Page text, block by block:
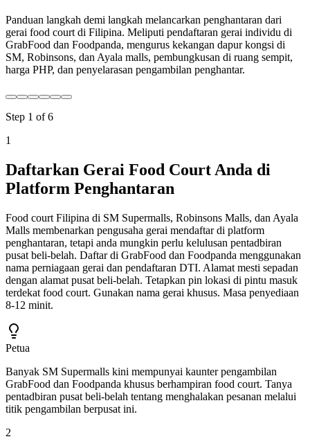
Panduan langkah demi langkah melancarkan penghantaran dari
gerai food court di Filipina. Meliputi pendaftaran gerai individu di
GrabFood dan Foodpanda, mengurus kekangan dapur kongsi di
SM, Robinsons, dan Ayala malls, pembungkusan di ruang sempit,
harga PHP, dan penyelarasan pengambilan penghantar.
Step 1 of6
1
Daftarkan Gerai Food Court Anda di
Platform Penghantaran
Food court Filipina di SM Supermalls, Robinsons Malls, dan Ayala
Malls membenarkan pengusaha gerai mendaftar di platform
penghantaran, tetapi anda mungkin perlu kelulusan pentadbiran
pusat beli-belah. Daftar di GrabFood dan Foodpanda menggunakan
nama perniagaan gerai dan pendaftaran DTI. Alamat mesti sepadan
dengan alamat pusat beli-belah. Tetapkan pin lokasi di pintu masuk
terdekat food court. Gunakan nama gerai khusus. Masa penyediaan
8-12 minit.
Petua
Banyak SM Supermalls kini mempunyai kaunter pengambilan
GrabFood dan Foodpanda khusus berhampiran food court. Tanya
pentadbiran pusat beli-belah tentang menghalakan pesanan melalui
titik pengambilan berpusat ini.
2